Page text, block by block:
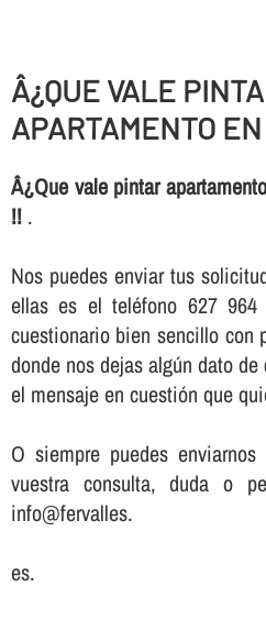
Â¿QUE VALE
APARTAMENTO
Â¿Que vale pintar
!! .
Nos puedes enviar tus
ellas es el teléfono 627
cuestionario bien sencillo con
donde nos dejas algún dato
el mensaje en cuestión que
O siempre puedes
vuestra consulta, duda o
info@fervalles.
es.